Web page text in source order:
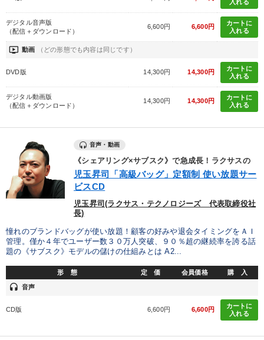
入れる
デジタル音声版
（配信＋ダウンロード）
6,600円 6,600円
カートに
入れる
ondemand_video 動画 （どの形態でも内容は同じです）
DVD版 14,300円 14,300円
カートに
入れる
デジタル動画版
（配信＋ダウンロード）
14,300円 14,300円
カートに
入れる
音声・動画
《シェアリング×サブスク》で急成長！ラクサスの
児玉昇司「高級バッグ」定額制 使い放題サー
ビスCD
児玉昇司(ラクサス・テクノロジーズ 代表取締役社
長)
憧れのブランドバッグが使い放題！顧客の好みや退会タイミングをＡＩ
管理。僅か４年でユーザー数３０万人突破、９０％超の継続率を誇る話
題の《サブスク》モデルの儲けの仕組みとは A2...
形 態 定 価 会員価格 購 入
headset 音声
CD版 6,600円 6,600円
カートに
入れる